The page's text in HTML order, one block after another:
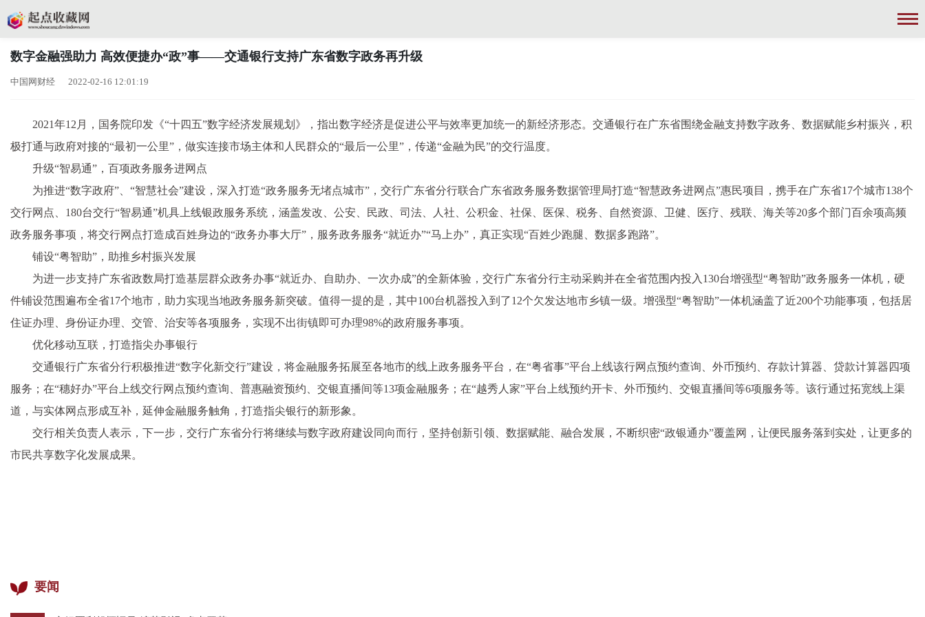
数字金融强助力 高效便捷办“政”事——交通银行支持广东省数字政务再升级
中国网财经 2022-02-16 12:01:19
2021年12月，国务院印发《“十四五”数字经济发展规划》，指出数字经济是促进公平与效率更加统一的新经济形态。交通银行在广东省围绕金融支持数字政务、数据赋能乡村振兴，积
极打通与政府对接的“最初一公里”，做实连接市场主体和人民群众的“最后一公里”，传递“金融为民”的交行温度。
升级“智易通”，百项政务服务进网点
为推进“数字政府”、“智慧社会”建设，深入打造“政务服务无堵点城市”，交行广东省分行联合广东省政务服务数据管理局打造“智慧政务进网点”惠民项目，携手在广东省17个城市138个
交行网点、180台交行“智易通”机具上线银政服务系统，涵盖发改、公安、民政、司法、人社、公积金、社保、医保、税务、自然资源、卫健、医疗、残联、海关等20多个部门百余项高频
政务服务事项，将交行网点打造成百姓身边的“政务办事大厅”，服务政务服务“就近办”“马上办”，真正实现“百姓少跑腿、数据多跑路”。
铺设“粤智助”，助推乡村振兴发展
为进一步支持广东省政数局打造基层群众政务办事“就近办、自助办、一次办成”的全新体验，交行广东省分行主动采购并在全省范围内投入130台增强型“粤智助”政务服务一体机，硬
件铺设范围遍布全省17个地市，助力实现当地政务服务新突破。值得一提的是，其中100台机器投入到了12个欠发达地市乡镇一级。增强型“粤智助”一体机涵盖了近200个功能事项，包括居
住证办理、身份证办理、交管、治安等各项服务，实现不出街镇即可办理98%的政府服务事项。
优化移动互联，打造指尖办事银行
交通银行广东省分行积极推进“数字化新交行”建设，将金融服务拓展至各地市的线上政务服务平台，在“粤省事”平台上线该行网点预约查询、外币预约、存款计算器、贷款计算器四项
服务；在“穗好办”平台上线交行网点预约查询、普惠融资预约、交银直播间等13项金融服务；在“越秀人家”平台上线预约开卡、外币预约、交银直播间等6项服务等。该行通过拓宽线上渠
道，与实体网点形成互补，延伸金融服务触角，打造指尖银行的新形象。
交行相关负责人表示，下一步，交行广东省分行将继续与数字政府建设同向而行，坚持创新引领、数据赋能、融合发展，不断织密“政银通办”覆盖网，让便民服务落到实处，让更多的
市民共享数字化发展成果。
要闻